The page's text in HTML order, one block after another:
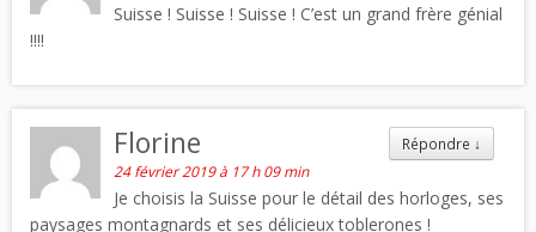
Suisse ! Suisse ! Suisse ! C’est un grand frère génial
!!!!
Répondre ↓
Florine
24 février 2019 à 17 h 09 min
Je choisis la Suisse pour le détail des horloges, ses
paysages montagnards et ses délicieux toblerones !